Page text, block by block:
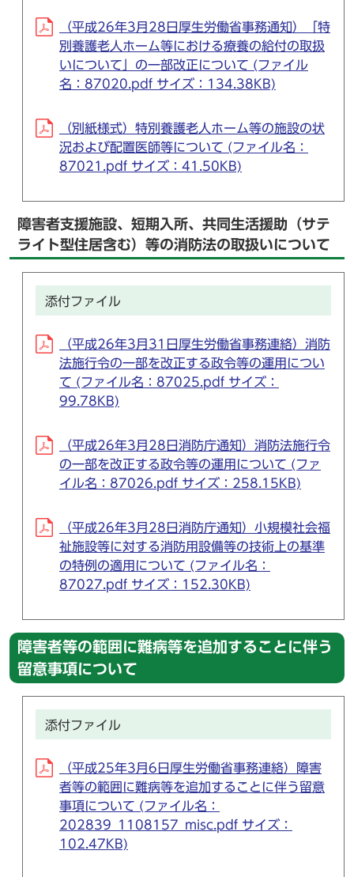
（平成26年3月28日厚生労働省事務通知）「特
別養護老人ホーム等における療養の給付の取扱
いについて」の一部改正について (ファイル
名：87020.pdf サイズ：134.38KB)
（別紙様式）特別養護老人ホーム等の施設の状
況および配置医師等について (ファイル名：
87021.pdf サイズ：41.50KB)
障害者支援施設、短期入所、共同生活援助（サテ
ライト型住居含む）等の消防法の取扱いについて
添付ファイル
（平成26年3月31日厚生労働省事務連絡）消防
法施行令の一部を改正する政令等の運用につい
て (ファイル名：87025.pdf サイズ：
99.78KB)
（平成26年3月28日消防庁通知）消防法施行令
の一部を改正する政令等の運用について (ファ
イル名：87026.pdf サイズ：258.15KB)
（平成26年3月28日消防庁通知）小規模社会福
祉施設等に対する消防用設備等の技術上の基準
の特例の適用について (ファイル名：
87027.pdf サイズ：152.30KB)
障害者等の範囲に難病等を追加することに伴う
留意事項について
添付ファイル
（平成25年3月6日厚生労働省事務連絡）障害
者等の範囲に難病等を追加することに伴う留意
事項について (ファイル名：
202839_1108157_misc.pdf サイズ：
102.47KB)